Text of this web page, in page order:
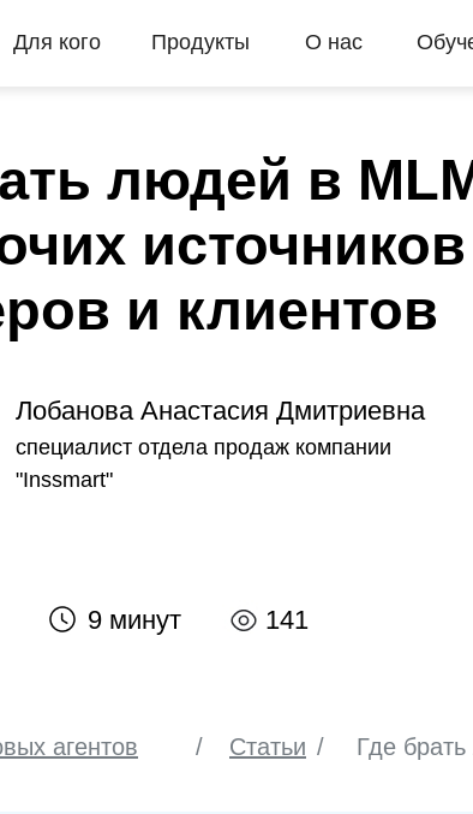
Для кого Продукты О нас
людей в
источников
и клиентов
141
Лобанова Анастасия Дмитриевна
специалист отдела продаж компании
"Inssmart"
9 минут
агентов
/ Статьи /
Где